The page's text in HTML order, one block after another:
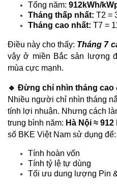
Tổng năm: 912kWh/
Tháng thấp nhất: T2 =
Tháng cao nhất: T7 =
Điều này cho thấy: Tháng 7
vậy ở miền Bắc sản lượng
mùa cực mạnh.
🔹 Đừng chỉ nhìn tháng cao
Nhiều người chỉ nhìn tháng
tính lợi nhuận. Nhưng cách
trung bình năm: Hà Nội ≈
số BKE Việt Nam sử dụng để:
Tính hoàn vốn
Tính tỷ lệ tự dùng
Tối ưu dung lượng Pin